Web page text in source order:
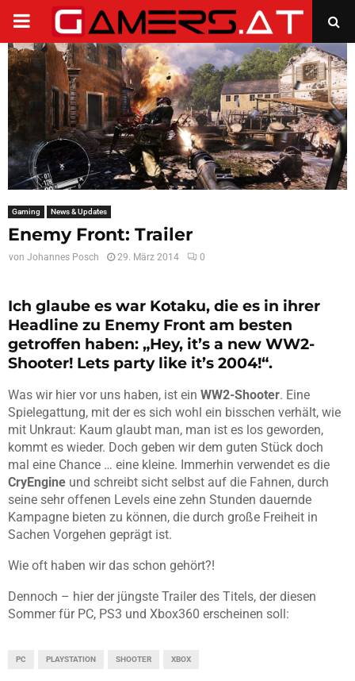
PRIMARY
MENU
Gaming News & Updates
Enemy Front: Trailer
von Johannes Posch 29. März 2014 0
Ich glaube es war Kotaku, die es in ihrer
Headline zu Enemy Front am besten
getroffen haben: „Hey, it’s a new WW2-
Shooter! Lets party like it’s 2004!“.
Was wir hier vor uns haben, ist ein WW2-Shooter. Eine
Spielegattung, mit der es sich wohl ein bisschen verhält, wie
mit Unkraut: Kaum glaubt man, man ist es los geworden,
kommt es wieder. Doch geben wir dem guten Stück doch
mal eine Chance … eine kleine. Immerhin verwendet es die
CryEngine und schreibt sicht selbst auf die Fahnen, durch
seine sehr offenen Levels eine zehn Stunden dauernde
Kampagne bieten zu können, die durch große Freiheit in
Sachen Vorgehen geprägt ist.
Wie oft haben wir das schon gehört?!
Dennoch – hier der jüngste Trailer des Titels, der diesen
Sommer für PC, PS3 und Xbox360 erscheinen soll:
PC PLAYSTATION SHOOTER XBOX